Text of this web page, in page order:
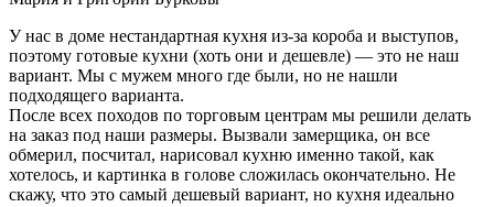
У нас в доме нестандартная кухня из-за короба и выступов,
поэтому готовые кухни (хоть они и дешевле) — это не наш
вариант. Мы с мужем много где были, но не нашли
подходящего варианта.
После всех походов по торговым центрам мы решили делать
на заказ под наши размеры. Вызвали замерщика, он все
обмерил, посчитал, нарисовал кухню именно такой, как
хотелось, и картинка в голове сложилась окончательно. Не
скажу, что это самый дешевый вариант, но кухня идеально